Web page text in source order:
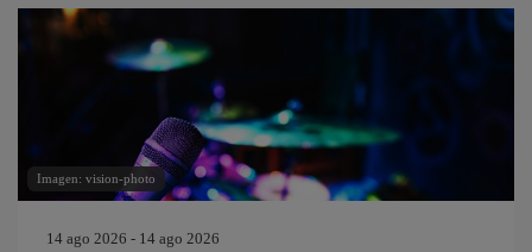
Imagen: vision-photo
14 ago 2026 - 14 ago 2026